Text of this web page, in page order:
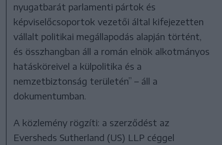
nyugatbarát parlamenti pártok és
képviselőcsoportok vezetői által kifejezetten
vállalt politikai megállapodás alapján történt,
és összhangban áll a román elnök alkotmányos
hatásköreivel a külpolitika és a
nemzetbiztonság területén” – áll a
dokumentumban.
A közlemény rögzíti: a szerződést az
Eversheds Sutherland (US) LLP céggel